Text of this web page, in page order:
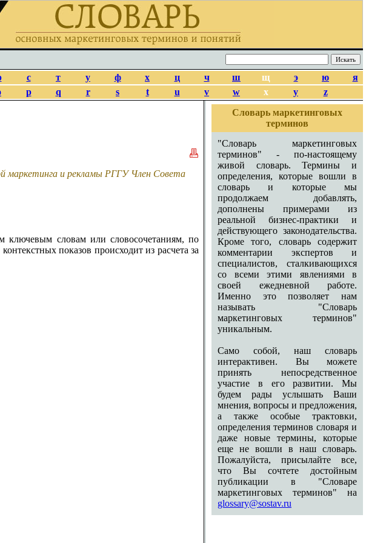
с т у ф х ц ч ш щ э ю
я
p q r s t u v w x y z
маркетинга и рекламы РГГУ Член Совета
ключевым словам или словосочетаниям, по
показов происходит из расчета за
Словарь маркетинговых
терминов
"Словарь маркетинговых
терминов" - по-настоящему
живой словарь. Термины и
определения, которые вошли в
словарь и которые мы
продолжаем добавлять,
дополнены примерами из
реальной бизнес-практики и
действующего законодательства.
Кроме того, словарь содержит
комментарии экспертов и
специалистов, сталкивающихся
со всеми этими явлениями в
своей ежедневной работе.
Именно это позволяет нам
называть "Словарь
маркетинговых терминов"
уникальным.
Само собой, наш словарь
интерактивен. Вы можете
принять непосредственное
участие в его развитии. Мы
будем рады услышать Ваши
мнения, вопросы и предложения,
а также особые трактовки,
определения терминов словаря и
даже новые термины, которые
еще не вошли в наш словарь.
Пожалуйста, присылайте все,
что Вы сочтете достойным
публикации в "Словаре
маркетинговых терминов" на
glossary@sostav.ru